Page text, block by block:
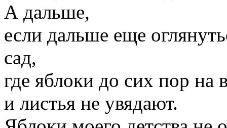
А дальше,
если дальше еще
сад,
где яблоки до сих пор на
и листья не увядают.